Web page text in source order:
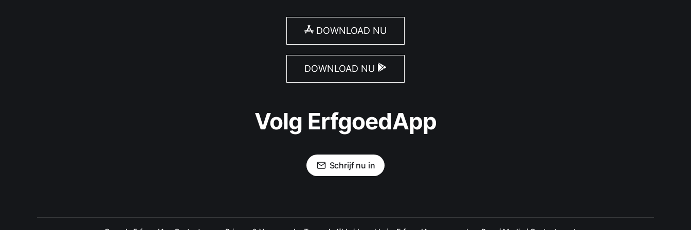
DOWNLOAD NU
DOWNLOAD NU
Volg ErfgoedApp
Schrijf nu in